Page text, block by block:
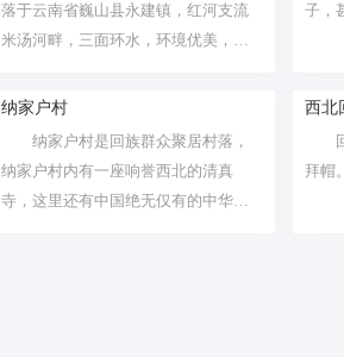
落于云南省巍山县永建镇，红河支流
米汤河畔，三面环水，环境优美，民
子，
纳家户村
纳家户村是回族群众聚居村落，
纳家户村内有一座响誉西北的清真
寺，这里还有中国绝无仅有的中华回
西北
拜帽